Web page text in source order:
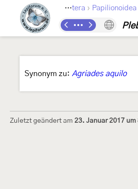
Lepidoptera › Papilionoidea
Synonym zu: Agriades aquilo
Zuletzt geändert am 23. Januar 2017 um